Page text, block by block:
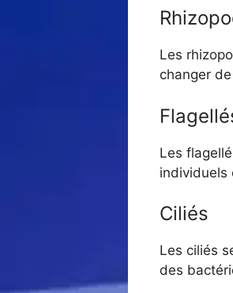
Les
changer
Les
individuels
Ciliés
Les ciliés
des